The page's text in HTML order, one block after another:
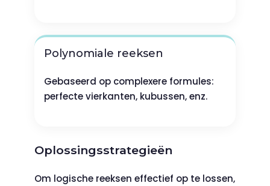
Polynomiale reeksen
Gebaseerd op complexere formules:
perfecte vierkanten, kubussen, enz.
Oplossingsstrategieën
Om logische reeksen effectief op te lossen,